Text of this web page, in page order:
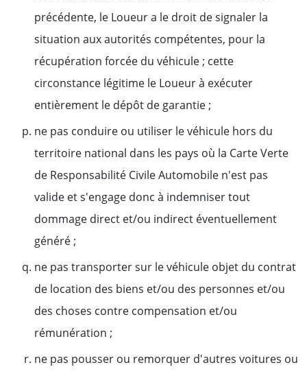
précédente, le Loueur a le droit de signaler la
situation aux autorités compétentes, pour la
récupération forcée du véhicule ; cette
circonstance légitime le Loueur à exécuter
entièrement le dépôt de garantie ;
ne pas conduire ou utiliser le véhicule hors du
territoire national dans les pays où la Carte Verte
de Responsabilité Civile Automobile n'est pas
valide et s'engage donc à indemniser tout
dommage direct et/ou indirect éventuellement
généré ;
ne pas transporter sur le véhicule objet du contrat
de location des biens et/ou des personnes et/ou
des choses contre compensation et/ou
rémunération ;
ne pas pousser ou remorquer d'autres voitures ou